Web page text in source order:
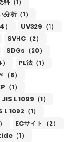
（1）
分析（1）
UV329（1）
SVHC（2）
SDGs（20）
PL法（1）
8）
（1）
JIS L 1099（1）
L 1092（1）
ECサイト（2）
（1）